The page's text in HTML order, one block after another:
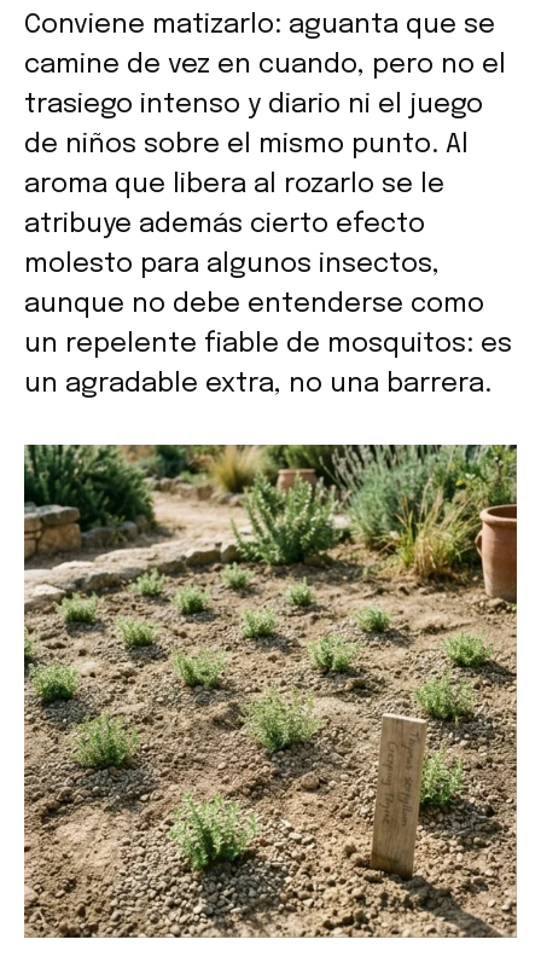
Conviene matizarlo: aguanta que se
camine de vez en cuando, pero no el
trasiego intenso y diario ni el juego
de niños sobre el mismo punto. Al
aroma que libera al rozarlo se le
atribuye además cierto efecto
molesto para algunos insectos,
aunque no debe entenderse como
un repelente fiable de mosquitos: es
un agradable extra, no una barrera.